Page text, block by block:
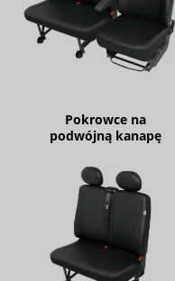
Pokrowce na
podwójną kanapę